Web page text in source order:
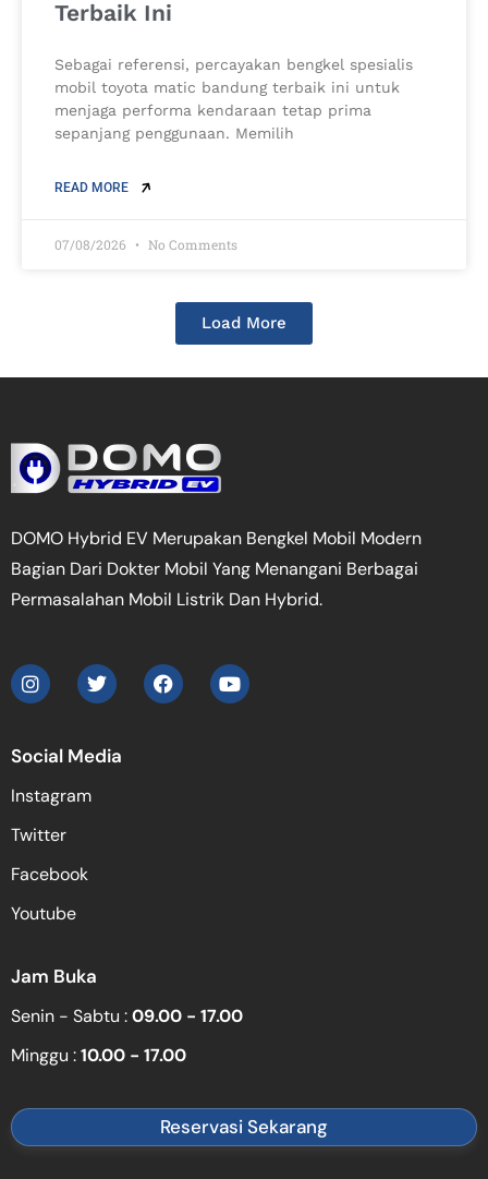
Terbaik Ini
Sebagai referensi, percayakan bengkel spesialis
mobil toyota matic bandung terbaik ini untuk
menjaga performa kendaraan tetap prima
sepanjang penggunaan. Memilih
READ MORE
07/08/2026 No Comments
Load More
DOMO Hybrid EV Merupakan Bengkel Mobil Modern
Bagian Dari Dokter Mobil Yang Menangani Berbagai
Permasalahan Mobil Listrik Dan Hybrid.
Social Media
Instagram
Twitter
Facebook
Youtube
Jam Buka
Senin - Sabtu :09.00 - 17.00
Minggu :10.00 - 17.00
Reservasi Sekarang